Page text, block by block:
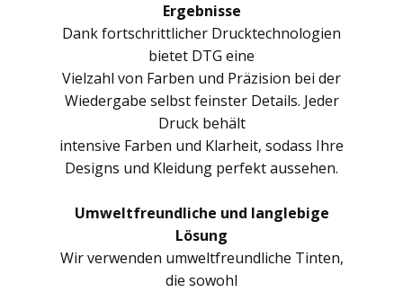
Ergebnisse
Dank fortschrittlicher Drucktechnologien
bietet DTG eine
Vielzahl von Farben und Präzision bei der
Wiedergabe selbst feinster Details. Jeder
Druck behält
intensive Farben und Klarheit, sodass Ihre
Designs und Kleidung perfekt aussehen.
Umweltfreundliche und langlebige
Lösung
Wir verwenden umweltfreundliche Tinten,
die sowohl